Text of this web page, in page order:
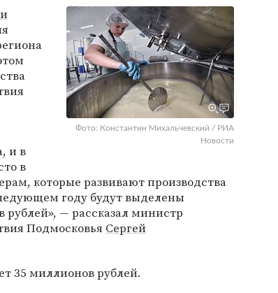
Фото: Константин Михальчевский / РИА
Новости
и в
в
которые развивают производства
году будут выделены
рублей», — рассказал министр
Подмосковья Сергей
35 миллионов рублей.